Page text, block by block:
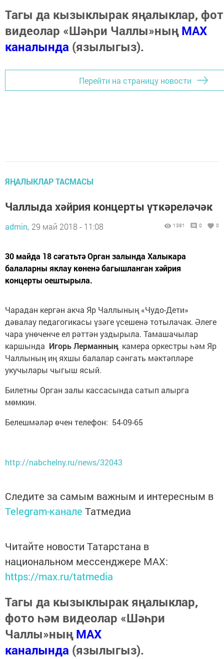
Тагы да кызыклырак яңалыклар,
видеолар «Шәһри Чаллы»ныңMAX
каналында (язылыгыз).
Перейти на страницу новости
ЯҢАЛЫКЛАР ТАСМАСЫ
Чаллыда хәйрия концерты үткәреләчәк
admin, 29 май 2018 - 11:08 1381 0 0
30 майда 18 сәгатьтә Орган залында Халыкара
балаларны яклау көненә багышланган хәйрия
концерты оештырыла.
Чарадан кергән акча Яр Чаллының «Чудо-Дети»
дәвалау педагогикасы үзәге үсешенә тотылачак. Әлеге
чара унөченче ел рәттән уздырыла. Тамашачылар
каршында Игорь Лерманның камера оркестры һәм Яр
Чаллының иң яхшы балалар сәнгать мәктәпләре
укучылары чыгыш ясый.
Билетны Орган залы кассасында сатып алырга
мөмкин.
Белешмәләр өчен телефон: 54-09-65
http://nabchelny.ru/news/32043
Следите за самым важным и интересным в
Telegram-канале Татмедиа
Читайте новости Татарстана в
национальном мессенджере MАХ:
https://max.ru/tatmedia
Тагы да кызыклырак яңалыклар,
фото һәм видеолар «Шәһри
Чаллы»ныңMAX
каналында (язылыгыз).